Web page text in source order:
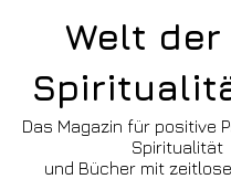
Welt der
Das Magazin für positive
Spiritualität
und Bücher mit